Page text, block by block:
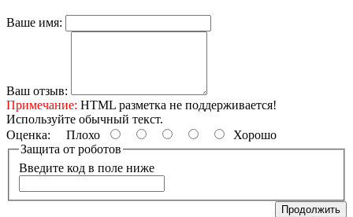
Ваше имя:
Ваш отзыв:
Примечание: HTML разметка не поддерживается!
Используйте обычный текст.
Оценка: Плохо
Хорошо
Защита от роботов
Введите код в поле ниже
Продолжить